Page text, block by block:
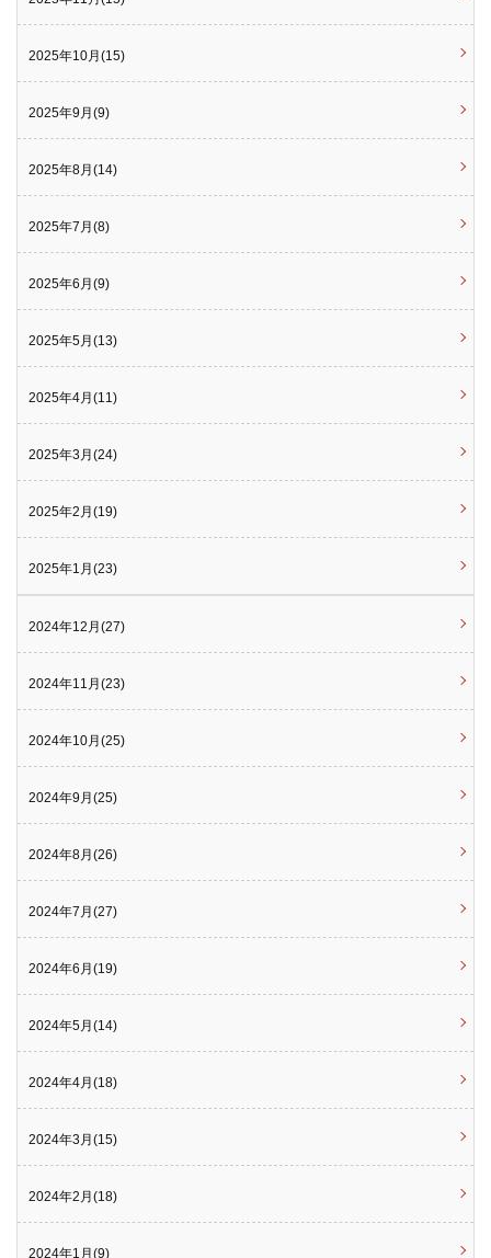
2025年10月(15)
2025年9月(9)
2025年8月(14)
2025年7月(8)
2025年6月(9)
2025年5月(13)
2025年4月(11)
2025年3月(24)
2025年2月(19)
2025年1月(23)
2024年12月(27)
2024年11月(23)
2024年10月(25)
2024年9月(25)
2024年8月(26)
2024年7月(27)
2024年6月(19)
2024年5月(14)
2024年4月(18)
2024年3月(15)
2024年2月(18)
2024年1月(9)